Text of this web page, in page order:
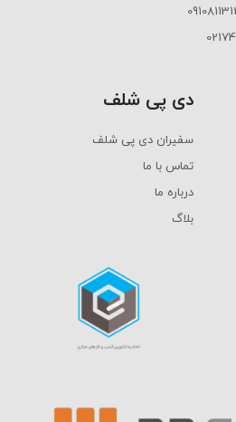
دی پی شلف
سفیران دی پی شلف
تماس با ما
درباره ما
بلاگ